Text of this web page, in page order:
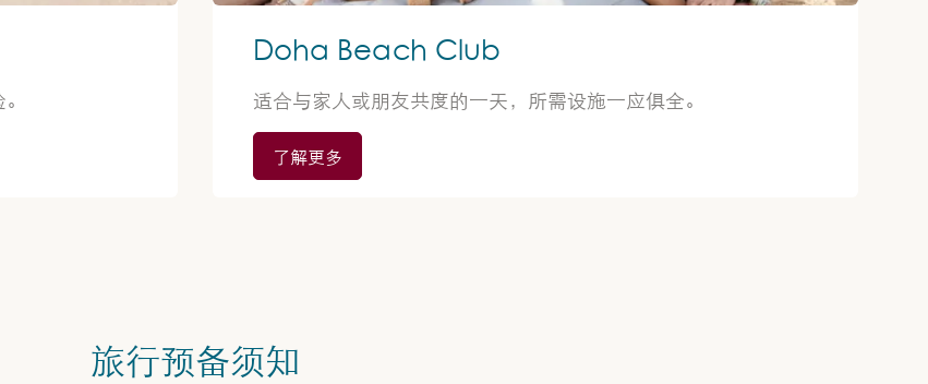
Doha Beach Club
适合与家人或朋友共度的一天，所需设施一应俱全。
了解更多
旅行预备须知